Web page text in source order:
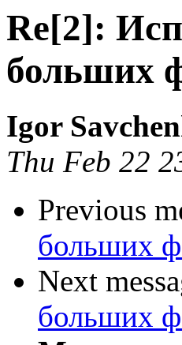
Re[2]:
больших
Igor
Thu Feb 22
Previous
больших
Next
больших